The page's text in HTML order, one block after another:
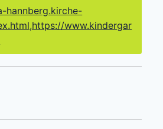
hannberg.kirche-
www.kindergar